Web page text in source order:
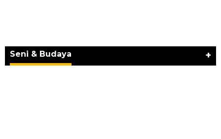
Seni & Budaya +
BERKARYA UNTUK PE…